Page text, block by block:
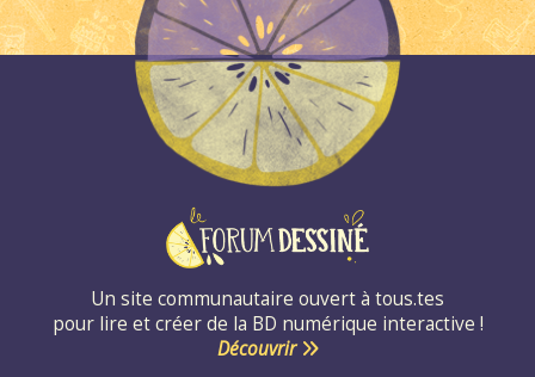
Un site communautaire ouvert à tous.tes
pour lire et créer de la BD numérique interactive !
Découvrir